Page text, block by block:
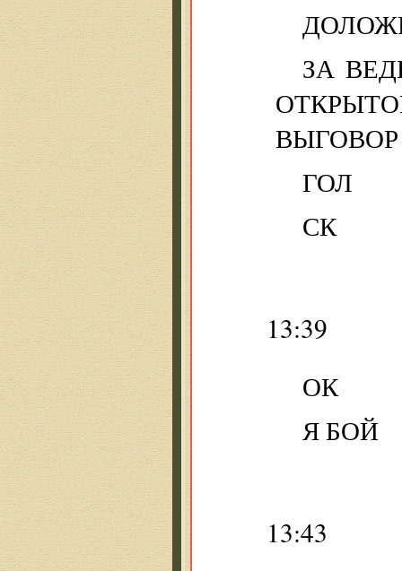
ЗА
ВЫГОВОР
ГОЛ
СК
13:39
ОК
Я БОЙ
13:43